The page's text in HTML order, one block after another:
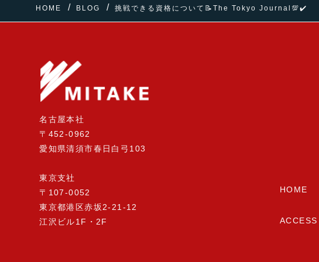
HOME BLOG 挑戦できる資格について📝The Tokyo Journal💯✔️
名古屋本社
〒452-0962
愛知県清須市春日白弓103
東京支社
〒107-0052
東京都港区赤坂2-21-12
江沢ビル1F・2F
HOME
ACCESS